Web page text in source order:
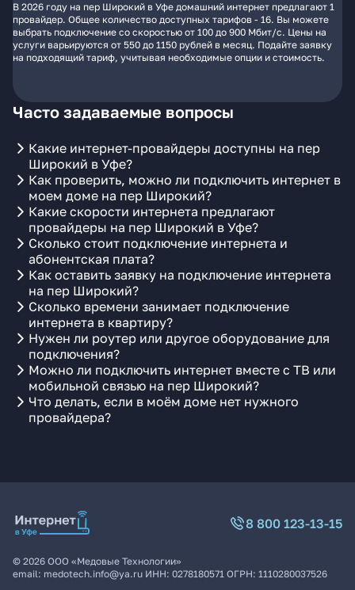
В 2026 году на пер Широкий в Уфе домашний интернет предлагают 1
провайдер. Общее количество доступных тарифов - 16. Вы можете
выбрать подключение со скоростью от 100 до 900 Мбит/с. Цены на
услуги варьируются от 550 до 1150 рублей в месяц. Подайте заявку
на подходящий тариф, учитывая необходимые опции и стоимость.
Часто задаваемые вопросы
Какие интернет-провайдеры доступны на пер
Широкий в Уфе?
Как проверить, можно ли подключить интернет в
моем доме на пер Широкий?
Какие скорости интернета предлагают
провайдеры на пер Широкий в Уфе?
Сколько стоит подключение интернета и
абонентская плата?
Как оставить заявку на подключение интернета
на пер Широкий?
Сколько времени занимает подключение
интернета в квартиру?
Нужен ли роутер или другое оборудование для
подключения?
Можно ли подключить интернет вместе с ТВ или
мобильной связью на пер Широкий?
Что делать, если в моём доме нет нужного
провайдера?
8 800 123-13-15
© 2026 ООО «Медовые Технологии»
email: medotech.info@ya.ru ИНН: 0278180571 ОГРН: 1110280037526